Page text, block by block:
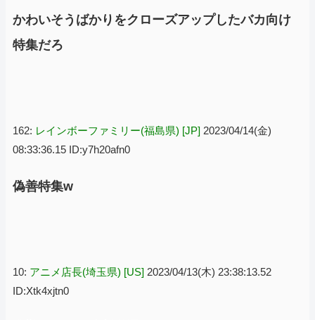
かわいそうばかりをクローズアップしたバカ向け
特集だろ
162: レインボーファミリー(福島県) [JP] 2023/04/14(金)
08:33:36.15 ID:y7h20afn0
偽善特集w
10: アニメ店長(埼玉県) [US] 2023/04/13(木) 23:38:13.52
ID:Xtk4xjtn0